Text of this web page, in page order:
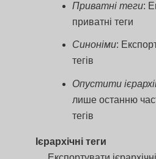
Приватні теги:
приватні теги
Синоніми:
тегів
Опустити
лише останню
тегів
Ієрархічні теги